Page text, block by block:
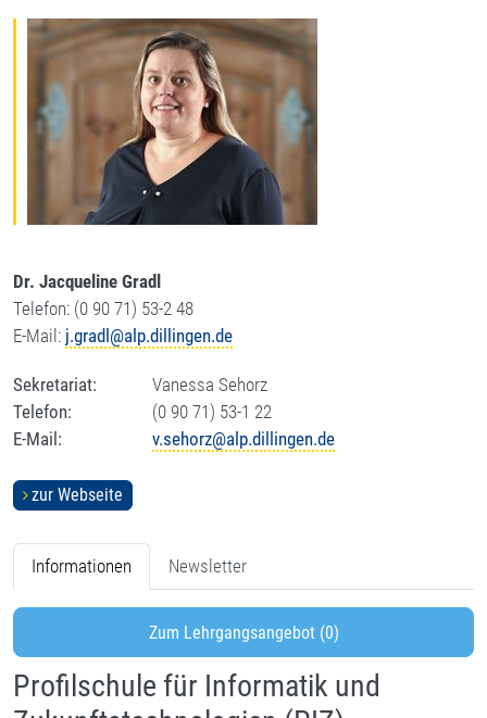
Dr. Jacqueline Gradl
Telefon: (0 90 71) 53-2 48
E-Mail: j.gradl@alp.dillingen.de
Sekretariat:
Vanessa Sehorz
Telefon:
(0 90 71) 53-1 22
E-Mail:
v.sehorz@alp.dillingen.de
zur Webseite
Informationen Newsletter
Zum Lehrgangsangebot (0)
Profilschule für Informatik und